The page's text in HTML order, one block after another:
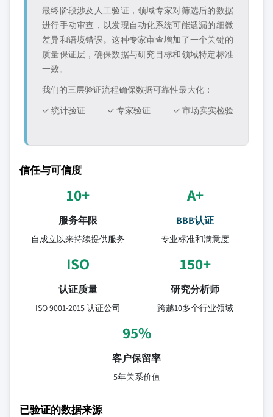
最终阶段涉及人工验证，领域专家对筛选后的数据
进行手动审查，以发现自动化系统可能遗漏的细微
差异和语境错误。这种专家审查增加了一个关键的
质量保证层，确保数据与研究目标和领域特定标准
一致。
我们的三层验证流程确保数据可靠性最大化：
✓ 统计验证
✓ 专家验证 ✓ 市场实实检验
信任与可信度
10+
服务年限
自成立以来持续提供服务
A+
BBB认证
专业标准和满意度
ISO
认证质量
ISO 9001-2015 认证公司
150+
研究分析师
跨越10多个行业领域
95%
客户保留率
5年关系价值
已验证的数据来源